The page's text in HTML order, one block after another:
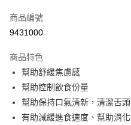
信用卡一次付款
超商取貨付款
Apple Pay
街口支付
悠遊付
商品編號
9431000
商品特色
幫助舒緩焦慮感
幫助控制飲食份量
幫助保持口氣清新，清潔舌頭
有助減緩進食速度、幫助消化